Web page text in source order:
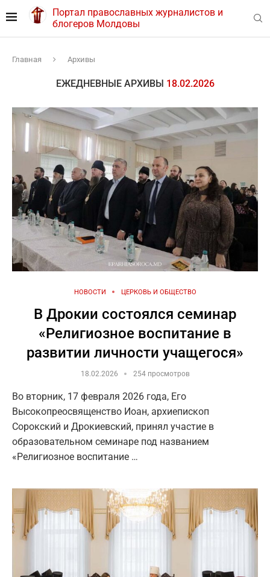
Портал православных журналистов и
блогеров Молдовы
Главная Архивы
ЕЖЕДНЕВНЫЕ АРХИВЫ 18.02.2026
НОВОСТИ ЦЕРКОВЬ И ОБЩЕСТВО
В Дрокии состоялся семинар
«Религиозное воспитание в
развитии личности учащегося»
18.02.2026 254 просмотров
Во вторник, 17 февраля 2026 года, Его
Высокопреосвященство Иоан, архиепископ
Сорокский и Дрокиевский, принял участие в
образовательном семинаре под названием
«Религиозное воспитание …